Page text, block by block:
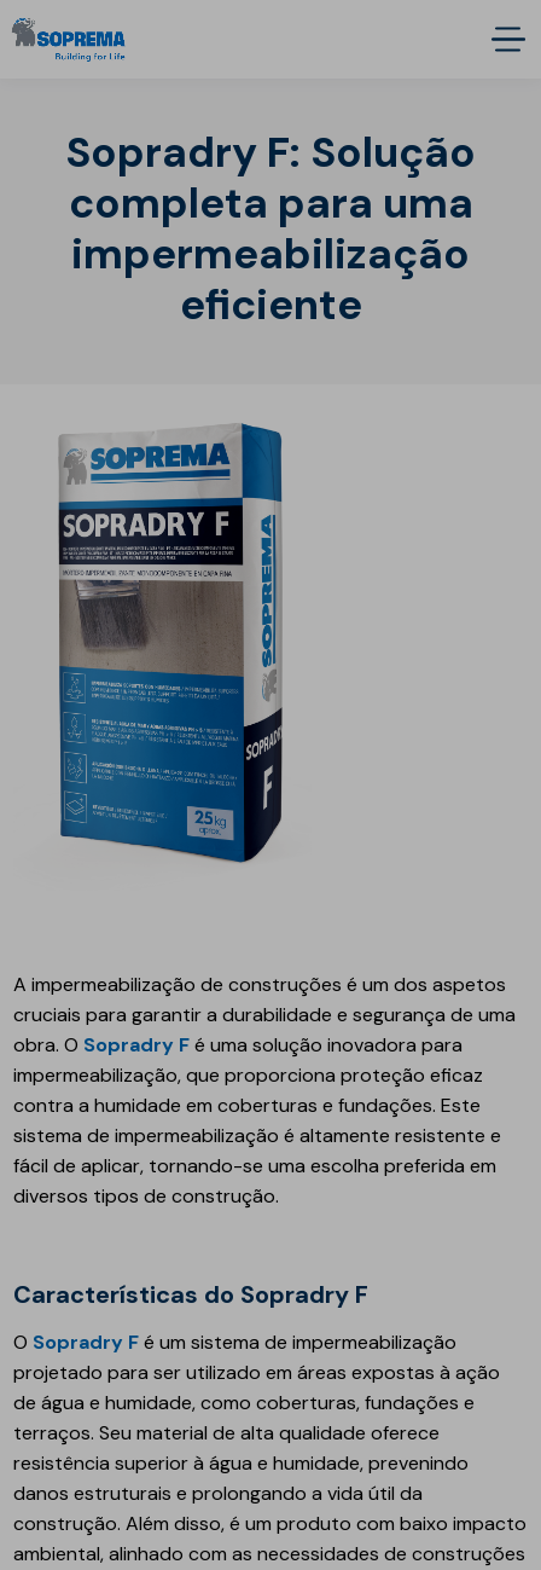
Sopradry F: Solução
completa para uma
impermeabilização
eficiente
A impermeabilização de construções é um dos aspetos
cruciais para garantir a durabilidade e segurança de uma
obra. O Sopradry Fé uma solução inovadora para
impermeabilização, que proporciona proteção eficaz
contra a humidade em coberturas e fundações. Este
sistema de impermeabilização é altamente resistente e
fácil de aplicar, tornando-se uma escolha preferida em
diversos tipos de construção.
Características do Sopradry F
O Sopradry Fé um sistema de impermeabilização
projetado para ser utilizado em áreas expostas à ação
de água e humidade, como coberturas, fundações e
terraços. Seu material de alta qualidade oferece
resistência superior à água e humidade, prevenindo
danos estruturais e prolongando a vida útil da
construção. Além disso, é um produto com baixo impacto
ambiental, alinhado com as necessidades de construções